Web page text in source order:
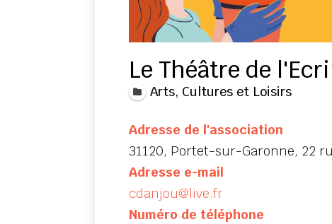
Le Théâtre de
Arts, Cultures et Loisirs
Adresse de l'association
31120, Portet-sur-Garonne, 22
Adresse e-mail
cdanjou@live.fr
Numéro de téléphone